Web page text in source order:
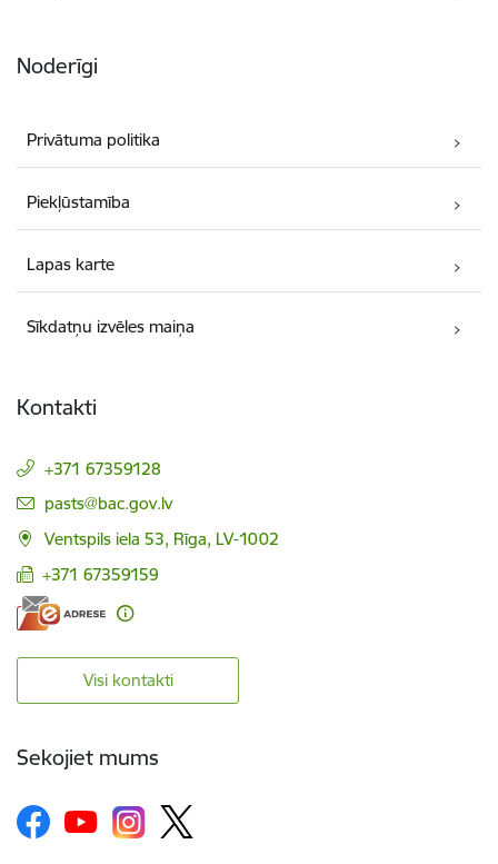
Noderīgi
Privātuma politika
Piekļūstamība
Lapas karte
Sīkdatņu izvēles maiņa
Kontakti
+371 67359128
E-pasts:
pasts@bac.gov.lv
Ventspils iela 53, Rīga, LV-1002
+371 67359159
Visi kontakti
Sekojiet mums